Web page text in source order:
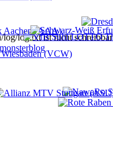
log/log.txt ist nicht
monsterblog